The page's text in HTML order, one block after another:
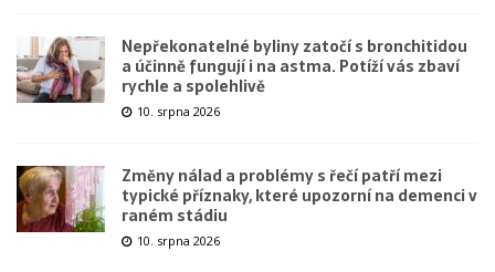
Nepřekonatelné byliny zatočí s bronchitidou
a účinně fungují i na astma. Potíží vás zbaví
rychle a spolehlivě
10. srpna 2026
Změny nálad a problémy s řečí patří mezi
typické příznaky, které upozorní na demenci v
raném stádiu
10. srpna 2026